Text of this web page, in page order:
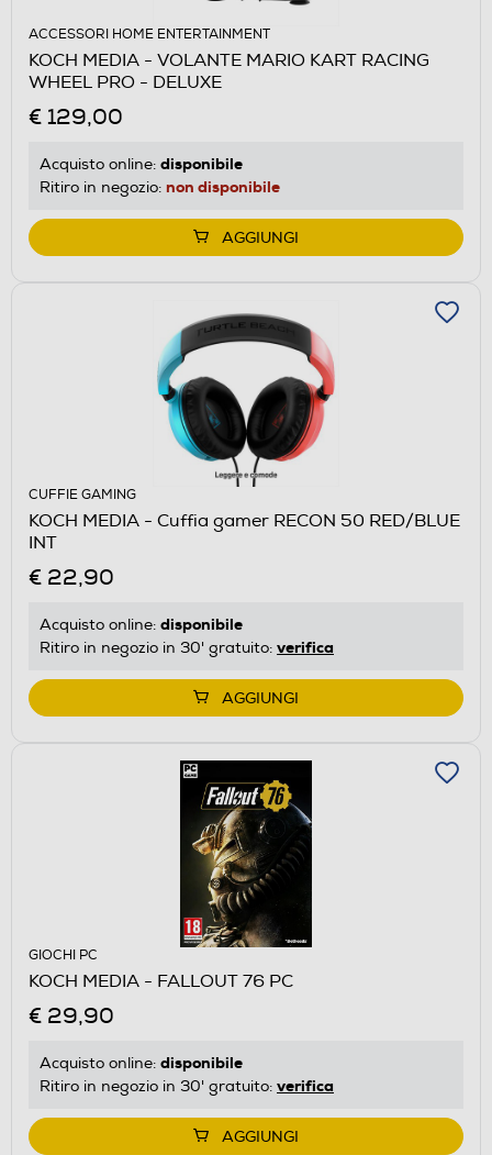
ACCESSORI HOME ENTERTAINMENT
KOCH MEDIA - VOLANTE MARIO KART RACING
WHEEL PRO - DELUXE
€ 129,00
Acquisto online: disponibile
Ritiro in negozio: non disponibile
AGGIUNGI
CUFFIE GAMING
KOCH MEDIA - Cuffia gamer RECON 50 RED/BLUE
INT
€ 22,90
Acquisto online: disponibile
Ritiro in negozio in 30' gratuito: verifica
AGGIUNGI
GIOCHI PC
KOCH MEDIA - FALLOUT 76 PC
€ 29,90
Acquisto online: disponibile
Ritiro in negozio in 30' gratuito: verifica
AGGIUNGI